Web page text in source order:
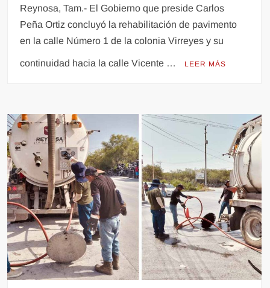
Reynosa, Tam.- El Gobierno que preside Carlos
Peña Ortiz concluyó la rehabilitación de pavimento
en la calle Número 1 de la colonia Virreyes y su
continuidad hacia la calle Vicente … LEER MÁS